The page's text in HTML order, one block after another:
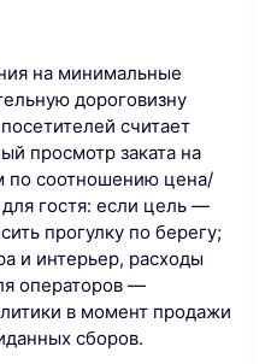
на минимальные
дороговизну
считает
просмотр заката на
по соотношению цена/
гостя: если цель —
прогулку по берегу;
и интерьер, расходы
операторов —
в момент продажи
сборов.